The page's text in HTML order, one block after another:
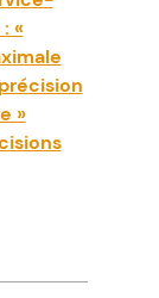
«
»